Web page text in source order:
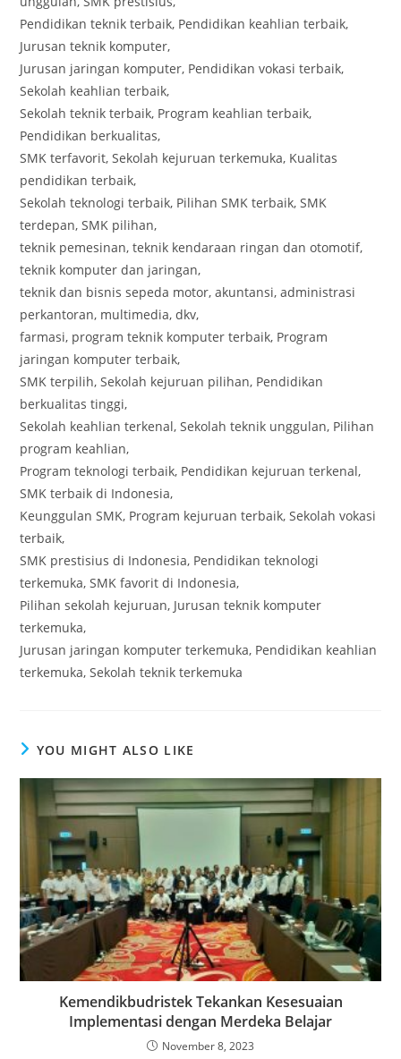
Pendidikan teknik terbaik, Pendidikan keahlian terbaik,
Jurusan teknik komputer,
Jurusan jaringan komputer, Pendidikan vokasi terbaik,
Sekolah keahlian terbaik,
Sekolah teknik terbaik, Program keahlian terbaik,
Pendidikan berkualitas,
SMK terfavorit, Sekolah kejuruan terkemuka, Kualitas
pendidikan terbaik,
Sekolah teknologi terbaik, Pilihan SMK terbaik, SMK
terdepan, SMK pilihan,
teknik pemesinan, teknik kendaraan ringan dan otomotif,
teknik komputer dan jaringan,
teknik dan bisnis sepeda motor, akuntansi, administrasi
perkantoran, multimedia, dkv,
farmasi, program teknik komputer terbaik, Program
jaringan komputer terbaik,
SMK terpilih, Sekolah kejuruan pilihan, Pendidikan
berkualitas tinggi,
Sekolah keahlian terkenal, Sekolah teknik unggulan, Pilihan
program keahlian,
Program teknologi terbaik, Pendidikan kejuruan terkenal,
SMK terbaik di Indonesia,
Keunggulan SMK, Program kejuruan terbaik, Sekolah vokasi
terbaik,
SMK prestisius di Indonesia, Pendidikan teknologi
terkemuka, SMK favorit di Indonesia,
Pilihan sekolah kejuruan, Jurusan teknik komputer
terkemuka,
Jurusan jaringan komputer terkemuka, Pendidikan keahlian
terkemuka, Sekolah teknik terkemuka
YOU MIGHT ALSO LIKE
Kemendikbudristek Tekankan Kesesuaian
Implementasi dengan Merdeka Belajar
November 8, 2023